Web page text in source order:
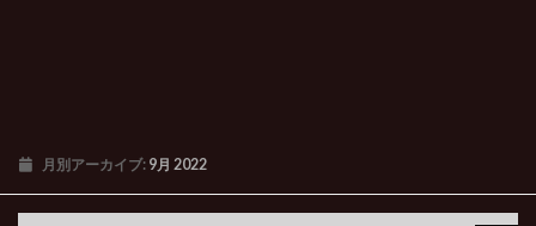
月別アーカイブ: 9月 2022